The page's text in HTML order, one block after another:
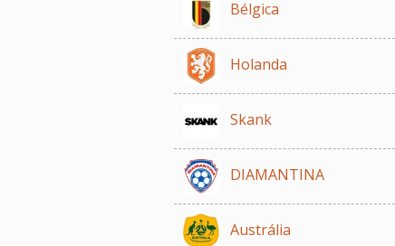
Bélgica
Holanda
Skank
DIAMANTINA
Austrália